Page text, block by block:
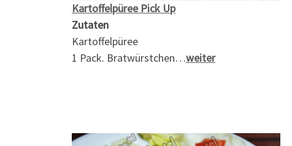
Kartoffelpüree Pick Up
Zutaten
Kartoffelpüree
1 Pack. Bratwürstchen…weiter